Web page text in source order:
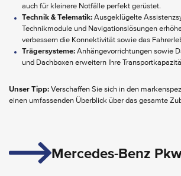
auch für kleinere Notfälle perfekt gerüstet.
Technik & Telematik: Ausgeklügelte
Technikmodule und Navigationslösungen
verbessern die Konnektivität sowie das
Trägersysteme: Anhängevorrichtungen sowie
und Dachboxen erweitern Ihre
Unser Tipp: Verschaffen Sie sich in den
einen umfassenden Überblick über das gesamte
Mercedes-Benz Pkw